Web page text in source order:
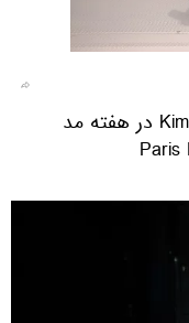
مدل در حال نمایش کلکسیون Kim Jones در هفته مد